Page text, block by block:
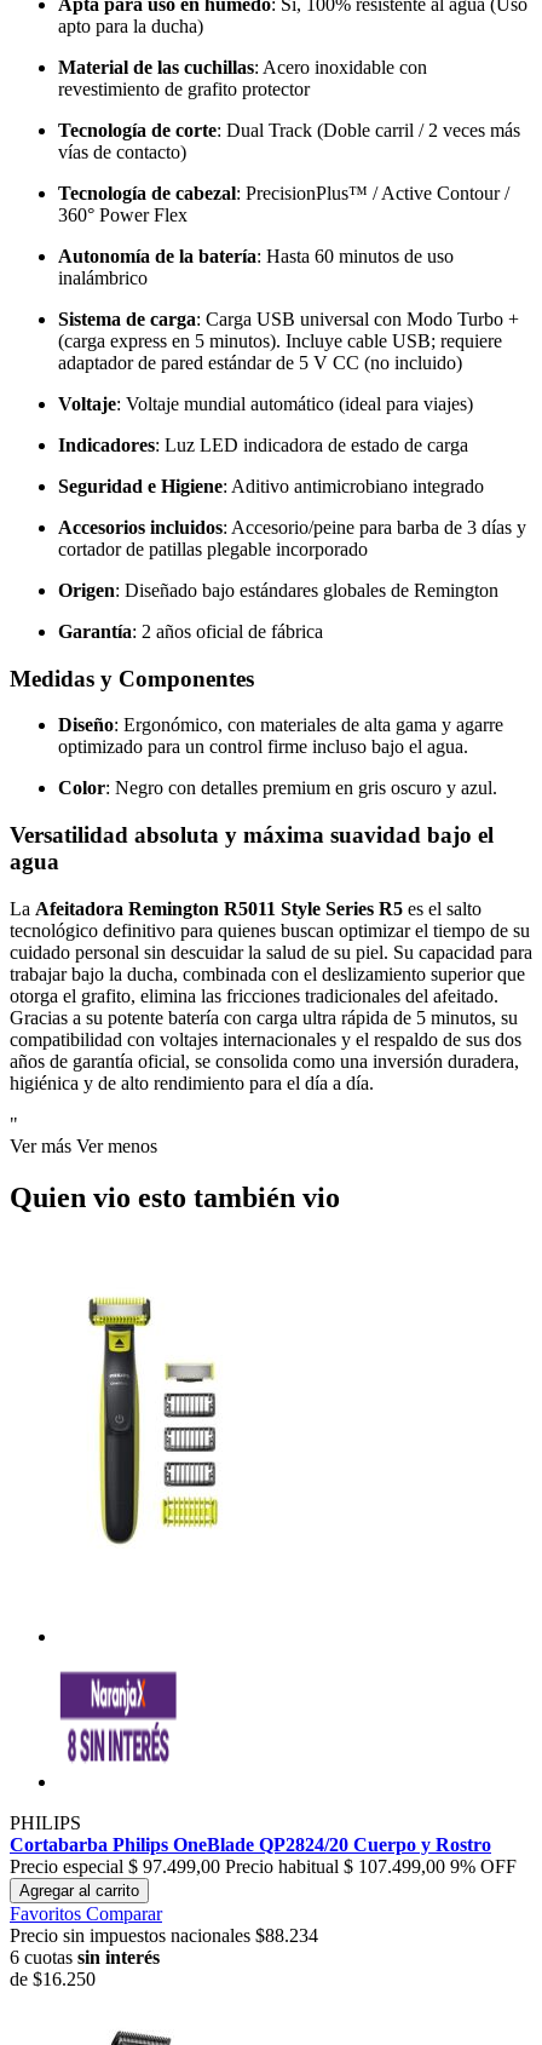
apto para la ducha)
Material de las cuchillas: Acero inoxidable con
revestimiento de grafito protector
Tecnología de corte: Dual Track (Doble carril / 2 veces más
vías de contacto)
Tecnología de cabezal: PrecisionPlus™ / Active Contour /
360° Power Flex
Autonomía de la batería: Hasta 60 minutos de uso
inalámbrico
Sistema de carga: Carga USB universal con Modo Turbo +
(carga express en 5 minutos). Incluye cable USB; requiere
adaptador de pared estándar de 5 V CC (no incluido)
Voltaje: Voltaje mundial automático (ideal para viajes)
Indicadores: Luz LED indicadora de estado de carga
Seguridad e Higiene: Aditivo antimicrobiano integrado
Accesorios incluidos: Accesorio/peine para barba de 3 días y
cortador de patillas plegable incorporado
Origen: Diseñado bajo estándares globales de Remington
Garantía: 2 años oficial de fábrica
Medidas y Componentes
Diseño: Ergonómico, con materiales de alta gama y agarre
optimizado para un control firme incluso bajo el agua.
Color: Negro con detalles premium en gris oscuro y azul.
Versatilidad absoluta y máxima suavidad bajo el
agua
La Afeitadora Remington R5011 Style Series R5 es el salto
tecnológico definitivo para quienes buscan optimizar el tiempo de su
cuidado personal sin descuidar la salud de su piel. Su capacidad para
trabajar bajo la ducha, combinada con el deslizamiento superior que
otorga el grafito, elimina las fricciones tradicionales del afeitado.
Gracias a su potente batería con carga ultra rápida de 5 minutos, su
compatibilidad con voltajes internacionales y el respaldo de sus dos
años de garantía oficial, se consolida como una inversión duradera,
higiénica y de alto rendimiento para el día a día.
"
Ver más Ver menos
Quien vio esto también vio
PHILIPS
Cortabarba Philips OneBlade QP2824/20 Cuerpo y Rostro
Precio especial $ 97.499,00 Precio habitual $ 107.499,00 9% OFF
Agregar al carrito
Favoritos Comparar
Precio sin impuestos nacionales $88.234
6 cuotas sin interés
de $16.250